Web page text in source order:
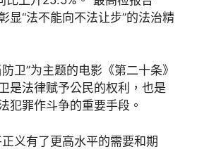
显“法不能向不法让步”的法治精
卫”为主题的电影《第二十条》
是法律赋予公民的权利，也是
犯罪作斗争的重要手段。
义有了更高水平的需要和期